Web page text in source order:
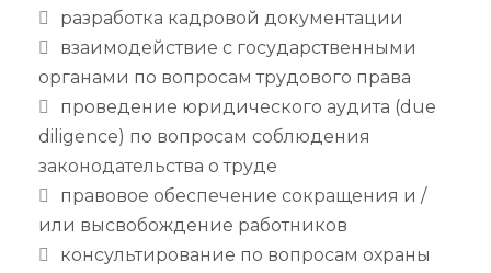
разработка кадровой документации
взаимодействие с государственными
органами по вопросам трудового права
проведение юридического аудита (due
diligence) по вопросам соблюдения
законодательства о труде
правовое обеспечение сокращения и /
или высвобождение работников
консультирование по вопросам охраны